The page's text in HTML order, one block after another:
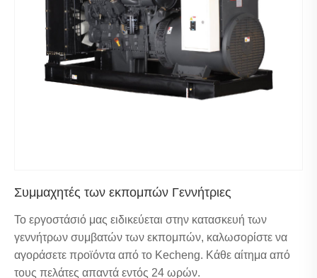
Συμμαχητές των εκπομπών Γεννήτριες
Το εργοστάσιό μας ειδικεύεται στην κατασκευή των
γεννήτρων συμβατών των εκπομπών, καλωσορίστε να
αγοράσετε προϊόντα από το Kecheng. Κάθε αίτημα από
τους πελάτες απαντά εντός 24 ωρών.